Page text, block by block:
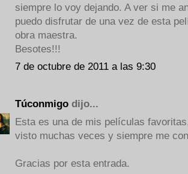
siempre lo voy dejando. A ver si me
puedo disfrutar de una vez de esta
obra maestra.
Besotes!!!
7 de octubre de 2011 a las 9:30
Túconmigo dijo...
Esta es una de mis películas
visto muchas veces y siempre me
Gracias por esta entrada.